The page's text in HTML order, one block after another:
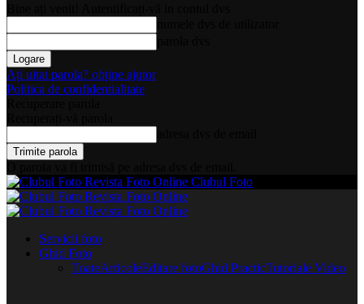
Ați uitat parola? obține ajutor
Politica de confidentialitate
Clubul Foto
Servicii foto
Ghid Foto
ToateArticoleEditare fotoGhid PracticTutoriale Video